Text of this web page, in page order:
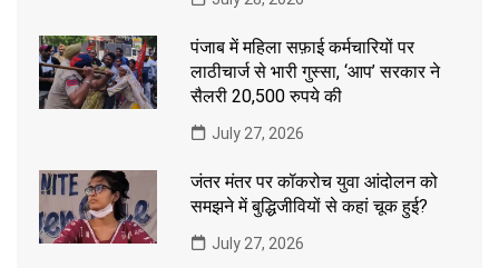
पंजाब में महिला सफ़ाई कर्मचारियों पर
लाठीचार्ज से भारी गुस्सा, ‘आप’ सरकार ने
सैलरी 20,500 रुपये की
July 27, 2026
जंतर मंतर पर कॉकरोच युवा आंदोलन को
समझने में बुद्धिजीवियों से कहां चूक हुई?
July 27, 2026